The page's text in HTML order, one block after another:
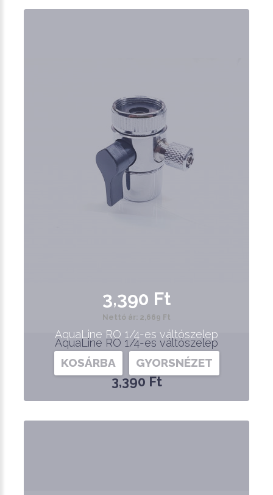
AquaLine RO 1/4-es váltószelep
3,390 Ft
3,390 Ft
Nettó ár: 2,669 Ft
AquaLine RO 1/4-es váltószelep
KOSÁRBA GYORSNÉZET